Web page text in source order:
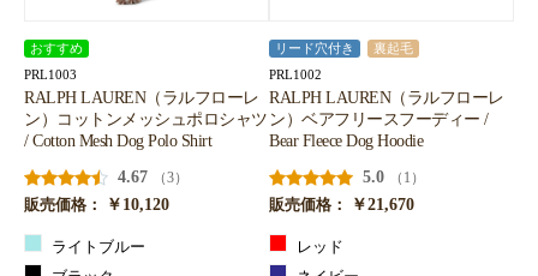
おすすめ
PRL1003
RALPH LAUREN（ラルフローレ
ン）コットンメッシュポロシャツ
/ Cotton Mesh Dog Polo Shirt
4.67
（3）
販売価格：
￥10,120
ライトブルー
リード穴付き 裏起毛
PRL1002
RALPH LAUREN（ラルフローレ
ン）ベアフリースフーディー /
Bear Fleece Dog Hoodie
5.0
（1）
販売価格：
￥21,670
レッド